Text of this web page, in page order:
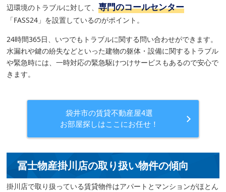
辺環境のトラブルに対して、専門のコールセンター
「FASS24」を設置しているのがポイント。
24時間365日、いつでもトラブルに関する問い合わせができます。
水漏れや鍵の紛失などといった建物の躯体・設備に関するトラブル
や緊急時には、一時対応の緊急駆けつけサービスもあるので安心で
きます。
袋井市の賃貸不動産屋4選
お部屋探しはここにお任せ！
冨士物産掛川店の取り扱い物件の傾向
掛川店で取り扱っている賃貸物件はアパートとマンションがほとん